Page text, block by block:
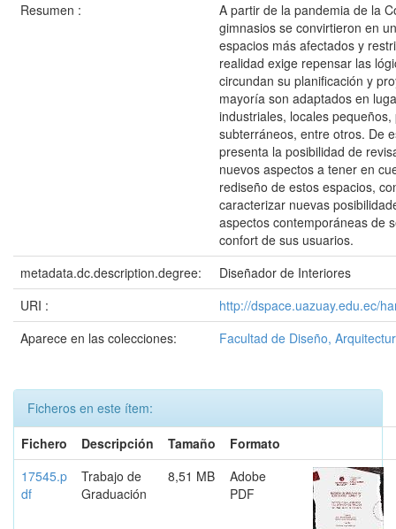
Resumen :
A partir de la pandemia de la
gimnasios se convirtieron en
espacios más afectados y
realidad exige repensar las
circundan su planificación y
mayoría son adaptados en
industriales, locales pequeños,
subterráneos, entre otros. De
presenta la posibilidad de
nuevos aspectos a tener en
rediseño de estos espacios,
caracterizar nuevas
aspectos contemporáneas de
confort de sus usuarios.
metadata.dc.description.degree:
Diseñador de Interiores
URI :
http://dspace.uazuay.edu.ec/
Aparece en las colecciones:
Facultad de Diseño,
Ficheros en este ítem:
Fichero
Descripción Tamaño
Formato
17545.p
df
Trabajo de
Graduación
8,51 MB
Adobe
PDF